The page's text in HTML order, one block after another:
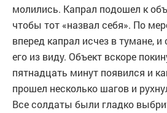
молились. Капрал подошел к
чтобы тот «назвал себя». По
вперед капрал исчез в тумане,
его из виду. Объект вскоре
пятнадцать минут появился и
прошел несколько шагов и
Все солдаты были гладко